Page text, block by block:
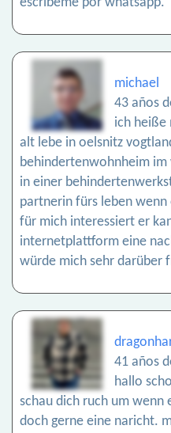
michael
43 años
ich
alt lebe in oelsnitz
behindertenwohnheim
in einer
partnerin fürs leben wenn
für mich interessiert er
internetplattform eine
würde mich sehr darüber
41 años
hallo
schau dich ruch um wenn
doch gerne eine naricht.